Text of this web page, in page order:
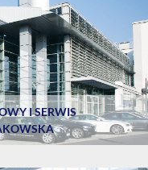
I SERWIS